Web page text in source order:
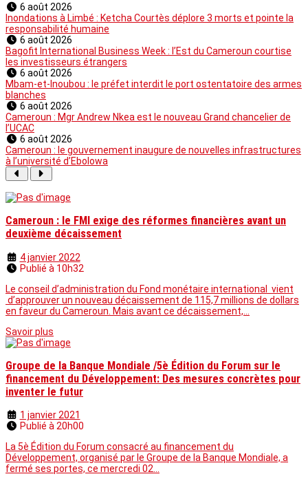
6 août 2026
Inondations à Limbé : Ketcha Courtès déplore 3 morts et pointe la
responsabilité humaine
6 août 2026
Bagofit International Business Week : l’Est du Cameroun courtise
les investisseurs étrangers
6 août 2026
Mbam-et-Inoubou : le préfet interdit le port ostentatoire des armes
blanches
6 août 2026
Cameroun : Mgr Andrew Nkea est le nouveau Grand chancelier de
l’UCAC
6 août 2026
Cameroun : le gouvernement inaugure de nouvelles infrastructures
à l’université d’Ebolowa
Cameroun : le FMI exige des réformes financières avant un
deuxième décaissement
4 janvier 2022
Publié à 10h32
Le conseil d’administration du Fond monétaire international vient
d’approuver un nouveau décaissement de 115,7 millions de dollars
en faveur du Cameroun. Mais avant ce décaissement,…
Savoir plus
Groupe de la Banque Mondiale /5è Édition du Forum sur le
financement du Développement: Des mesures concrètes pour
inventer le futur
1 janvier 2021
Publié à 20h00
La 5è Édition du Forum consacré au financement du
Développement, organisé par le Groupe de la Banque Mondiale, a
fermé ses portes, ce mercredi 02…